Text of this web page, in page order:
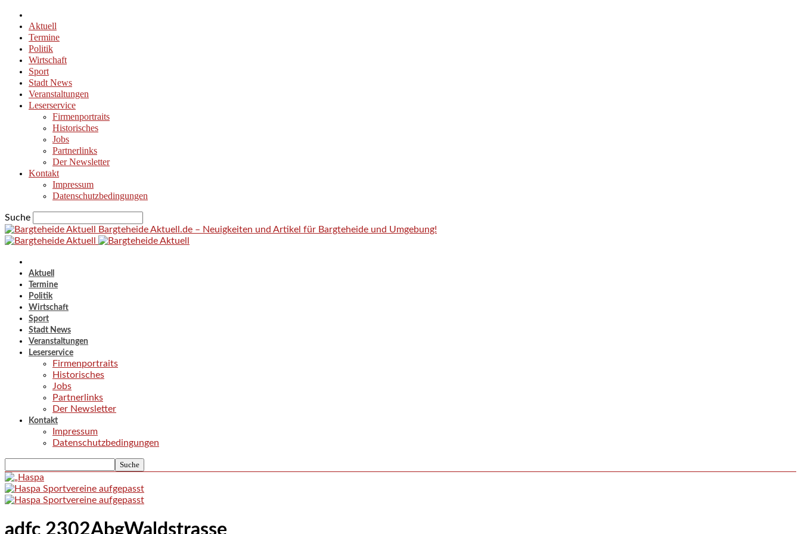
Aktuell
Termine
Politik
Wirtschaft
Sport
Stadt News
Veranstaltungen
Leserservice
Firmenportraits
Historisches
Jobs
Partnerlinks
Der Newsletter
Kontakt
Impressum
Datenschutzbedingungen
Suche
Bargteheide Aktuell.de – Neuigkeiten und Artikel für Bargteheide und Umgebung!
Aktuell
Termine
Politik
Wirtschaft
Sport
Stadt News
Veranstaltungen
Leserservice
Firmenportraits
Historisches
Jobs
Partnerlinks
Der Newsletter
Kontakt
Impressum
Datenschutzbedingungen
adfc 2302AbgWaldstrasse